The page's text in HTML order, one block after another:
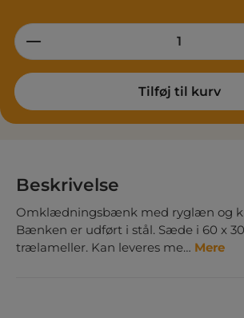
Product Quantity: Enter
Tilføj til kurv
Beskrivelse
Omklædningsbænk med ryglæn og
Bænken er udført i stål. Sæde i 60 x
trælameller. Kan leveres me… Mere